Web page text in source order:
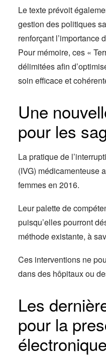
Le texte prévoit
gestion des politiques
renforçant l’importance
Pour mémoire, ces «
délimitées afin
soin efficace et
Une
pour les
La pratique de
(IVG) médicamenteuse
femmes en 2016.
Leur palette de
puisqu’elles pourront
méthode existante, à
Ces interventions ne
dans des hôpitaux ou
Les
pour la
électronique